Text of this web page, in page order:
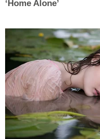
‘Home Alone’